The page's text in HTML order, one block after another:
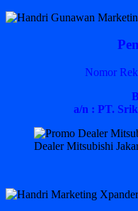
Nomor
a/n : PT.
Dealer Mitsubishi